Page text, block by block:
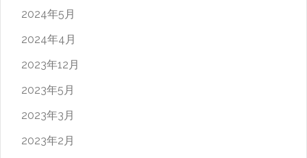
2024年5月
2024年4月
2023年12月
2023年5月
2023年3月
2023年2月